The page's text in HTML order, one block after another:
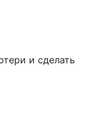
и сделать